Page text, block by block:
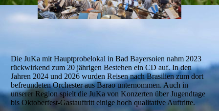
Die JuKa mit Hauptprobelokal in Bad Bayersoien nahm 2023
rückwirkend zum 20 jährigen Bestehen ein CD auf. In den
Jahren 2024 und 2026 wurden Reisen nach Brasilien zum dort
befreundeten Orchester aus Barao unternommen. Auch in
unserer Region spielt die JuKa von Konzerten über Jugendtage
bis Oktoberfest-Gastauftritt einige hoch qualitative Auftritte.